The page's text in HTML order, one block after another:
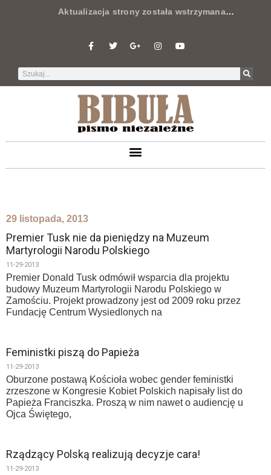
Aktualizacja strony została wstrzymana…
29 listopada, 2013
Premier Tusk nie da pieniędzy na Muzeum
Martyrologii Narodu Polskiego
11-29-2013
Premier Donald Tusk odmówił wsparcia dla projektu
budowy Muzeum Martyrologii Narodu Polskiego w
Zamościu. Projekt prowadzony jest od 2009 roku przez
Fundację Centrum Wysiedlonych na
Feministki piszą do Papieża
11-29-2013
Oburzone postawą Kościoła wobec gender feministki
zrzeszone w Kongresie Kobiet Polskich napisały list do
Papieża Franciszka. Proszą w nim nawet o audiencję u
Ojca Świętego,
Rządzący Polską realizują decyzje cara!
11-29-2013